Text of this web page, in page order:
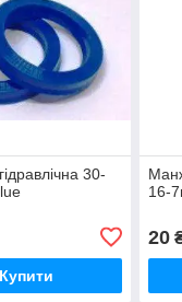
30-
Купити
16-
20